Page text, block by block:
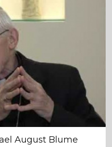
August Blume